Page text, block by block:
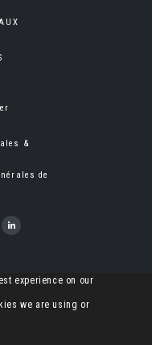
&
de
droits réservés – L’abus
experience on our
we are using or